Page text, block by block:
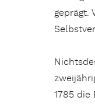
geprägt.
1785